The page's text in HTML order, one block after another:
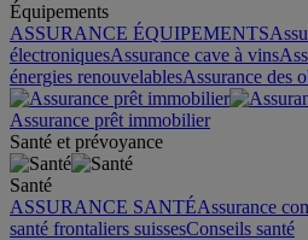
Équipements
ASSURANCE ÉQUIPEMENTS
électroniquesAssurance cave à vins
énergies renouvelablesAssurance des
Assurance prêt immobilier
Santé et prévoyance
Santé
ASSURANCE SANTÉAssurance
santé frontaliers suissesConseils santé